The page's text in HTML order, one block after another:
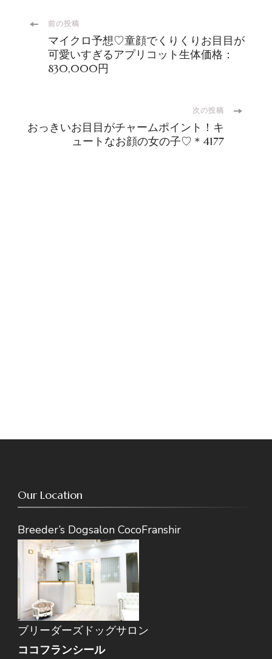
投
ビ
前の投稿
マイクロ予想♡童顔でくりくりお目目が
可愛いすぎるアプリコット生体価格：
830,000円
次の投稿
おっきいお目目がチャームポイント！キ
ュートなお顔の女の子♡＊4177
Our Location
Breeder’s Dogsalon CocoFranshir
ブリーダーズドッグサロン
ココフランシール